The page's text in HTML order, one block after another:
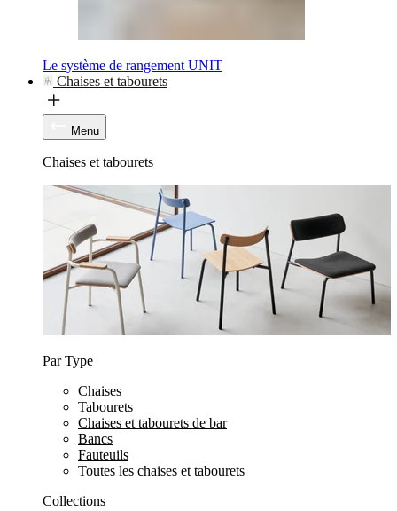
Le système de rangement UNIT
Chaises et tabourets
Menu
Chaises et tabourets
Par Type
Chaises
Tabourets
Chaises et tabourets de bar
Bancs
Fauteuils
Toutes les chaises et tabourets
Collections